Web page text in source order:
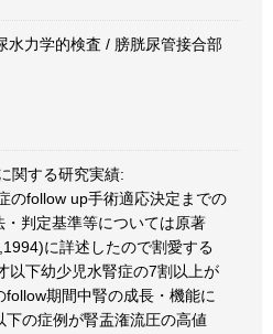
水力学的検査 / 膀胱尿管接合部
関する研究実績:
のfollow up手術適応決定までの
判定基準等については原著
に詳述したので割愛する
以下幼少児水腎症の7割以上が
期間中腎の成長・機能に
の症例が腎盂潅流圧の高値